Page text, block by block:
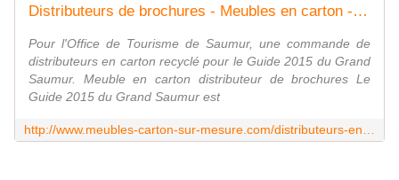
Distributeurs de brochures - Meubles en carton - Angers
Pour l'Office de Tourisme de Saumur, une commande de
distributeurs en carton recyclé pour le Guide 2015 du Grand
Saumur. Meuble en carton distributeur de brochures Le
Guide 2015 du Grand Saumur est